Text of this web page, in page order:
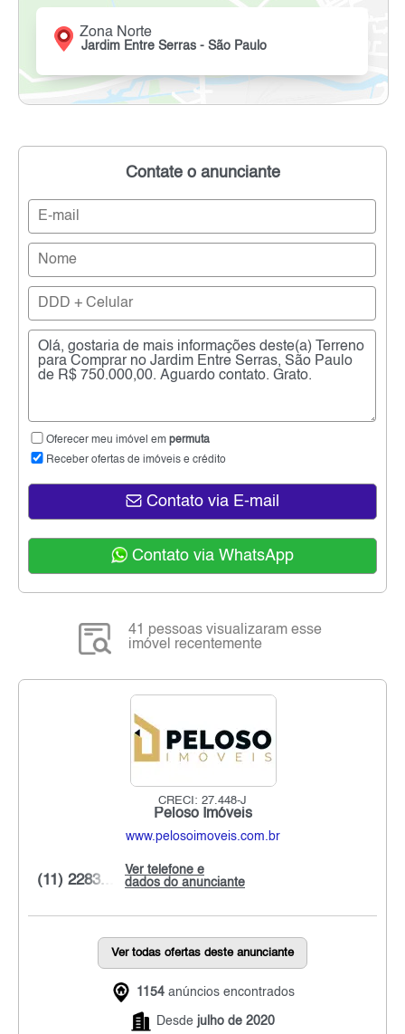
Zona Norte
Jardim Entre Serras - São Paulo
Contate o anunciante
Oferecer meu imóvel em permuta
Receber ofertas de imóveis e crédito
Contato via E-mail
Contato via WhatsApp
41 pessoas visualizaram esse
imóvel recentemente
CRECI: 27.448-J
Peloso Imóveis
www.pelosoimoveis.com.br
Ver telefone e
dados do anunciante
(11) 2283...
Ver todas ofertas deste anunciante
1154anúncios encontrados
Desde julho de 2020